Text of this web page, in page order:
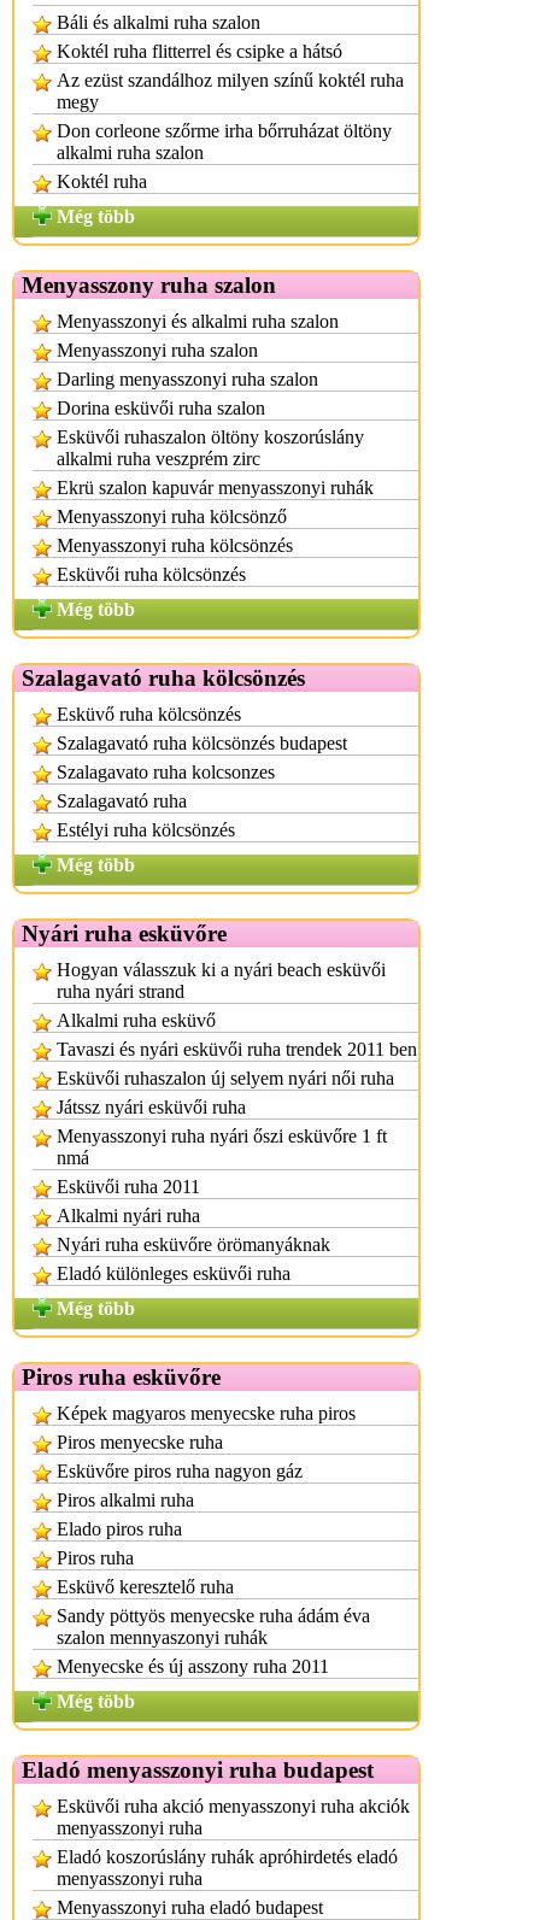
Báli és alkalmi ruha szalon
Koktél ruha flitterrel és csipke a hátsó
Az ezüst szandálhoz milyen színű koktél ruha
megy
Don corleone szőrme irha bőrruházat öltöny
alkalmi ruha szalon
Koktél ruha
Még több
Menyasszony ruha szalon
Menyasszonyi és alkalmi ruha szalon
Menyasszonyi ruha szalon
Darling menyasszonyi ruha szalon
Dorina esküvői ruha szalon
Esküvői ruhaszalon öltöny koszorúslány
alkalmi ruha veszprém zirc
Ekrü szalon kapuvár menyasszonyi ruhák
Menyasszonyi ruha kölcsönző
Menyasszonyi ruha kölcsönzés
Esküvői ruha kölcsönzés
Még több
Szalagavató ruha kölcsönzés
Esküvő ruha kölcsönzés
Szalagavató ruha kölcsönzés budapest
Szalagavato ruha kolcsonzes
Szalagavató ruha
Estélyi ruha kölcsönzés
Még több
Nyári ruha esküvőre
Hogyan válasszuk ki a nyári beach esküvői
ruha nyári strand
Alkalmi ruha esküvő
Tavaszi és nyári esküvői ruha trendek 2011 ben
Esküvői ruhaszalon új selyem nyári női ruha
Játssz nyári esküvői ruha
Menyasszonyi ruha nyári őszi esküvőre 1 ft
nmá
Esküvői ruha 2011
Alkalmi nyári ruha
Nyári ruha esküvőre örömanyáknak
Eladó különleges esküvői ruha
Még több
Piros ruha esküvőre
Képek magyaros menyecske ruha piros
Piros menyecske ruha
Esküvőre piros ruha nagyon gáz
Piros alkalmi ruha
Elado piros ruha
Piros ruha
Esküvő keresztelő ruha
Sandy pöttyös menyecske ruha ádám éva
szalon mennyaszonyi ruhák
Menyecske és új asszony ruha 2011
Még több
Eladó menyasszonyi ruha budapest
Esküvői ruha akció menyasszonyi ruha akciók
menyasszonyi ruha
Eladó koszorúslány ruhák apróhirdetés eladó
menyasszonyi ruha
Menyasszonyi ruha eladó budapest